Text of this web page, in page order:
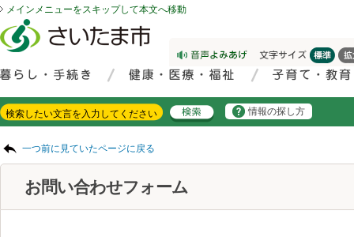
メインメニューをスキップして本文へ移動
情報の探し方
一つ前に見ていたページに戻る
お問い合わせフォーム